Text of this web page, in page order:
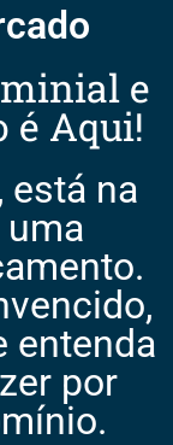
e
é Aqui!
está na
entenda
por